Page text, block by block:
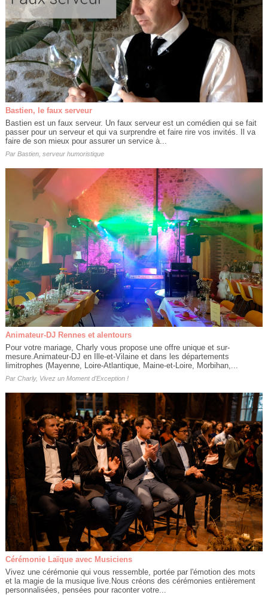
Bastien, le faux serveur
Bastien est un faux serveur. Un faux serveur est un comédien qui se fait
passer pour un serveur et qui va surprendre et faire rire vos invités. Il va
faire de son mieux pour assurer un service à...
Par Bastien, serveur humoristique
Animateur-DJ Rennes et alentours
Pour votre mariage, Charly vous propose une offre unique et sur-
mesure.Animateur-DJ en Ille-et-Vilaine et dans les départements
limitrophes (Mayenne, Loire-Atlantique, Maine-et-Loire, Morbihan,...
Par Charly, Vivez un Moment d'Exception !
Cérémonie Laïque avec Musiciens
Vivez une cérémonie qui vous ressemble, portée par l'émotion des mots
et la magie de la musique live.Nous créons des cérémonies entièrement
personnalisées, pensées pour raconter votre...